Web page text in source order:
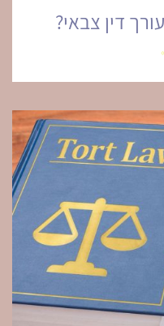
דין צבאי?